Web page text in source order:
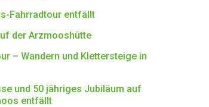
Fahrradtour entfällt
der Arzmooshütte
– Wandern und Klettersteige in
und 50 jähriges Jubiläum auf
entfällt